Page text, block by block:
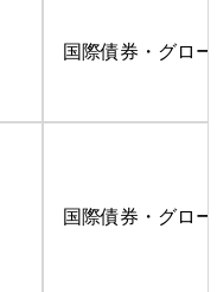
国際債券・グロ
国際債券・グロ